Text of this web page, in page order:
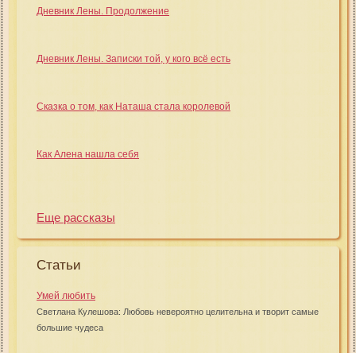
Дневник Лены. Продолжение
Дневник Лены. Записки той, у кого всё есть
Сказка о том, как Наташа стала королевой
Как Алена нашла себя
Еще рассказы
Статьи
Умей любить
Светлана Кулешова: Любовь невероятно целительна и творит самые
большие чудеса